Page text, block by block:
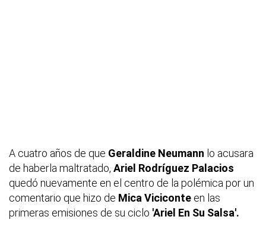
A cuatro años de que Geraldine Neumann lo acusara
de haberla maltratado, Ariel Rodríguez Palacios
quedó nuevamente en el centro de la polémica por un
comentario que hizo de Mica Viciconte en las
primeras emisiones de su ciclo 'Ariel En Su Salsa'.